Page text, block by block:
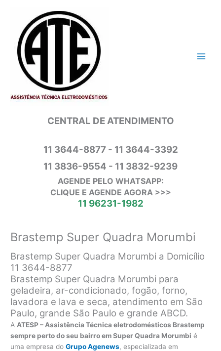
conteúdo
CENTRAL DE ATENDIMENTO
11 3644-8877 - 11 3644-3392
11 3836-9554 - 11 3832-9239
AGENDE PELO WHATSAPP:
CLIQUE E AGENDE AGORA >>>
11 96231-1982
Brastemp Super Quadra Morumbi
Brastemp Super Quadra Morumbi a Domicílio
11 3644-8877
Brastemp Super Quadra Morumbi para
geladeira, ar-condicionado, fogão, forno,
lavadora e lava e seca, atendimento em São
Paulo, grande São Paulo e grande ABCD.
A ATESP – Assistência Técnica eletrodomésticos Brastemp
sempre perto do seu bairro em Super Quadra Morumbi é
uma empresa doGrupo Agenews, especializada em